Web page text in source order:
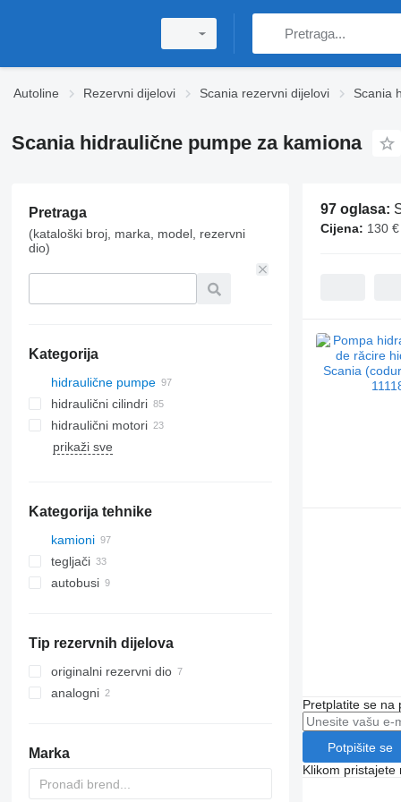
Autoline Rezervni dijelovi Scania rezervni dijelovi Scania
Scania hidraulične pumpe za kamiona
Pretraga
(kataloški broj, marka, model, rezervni
dio)
Kategorija
hidraulične pumpe
hidraulični cilindri
hidraulični motori
prikaži sve
Kategorija tehnike
kamioni
tegljači
autobusi
Tip rezervnih dijelova
originalni rezervni dio
analogni
Marka
97 oglasa:
Cijena: 130
Pretplatite se na
Potpišite se
Klikom pristajete